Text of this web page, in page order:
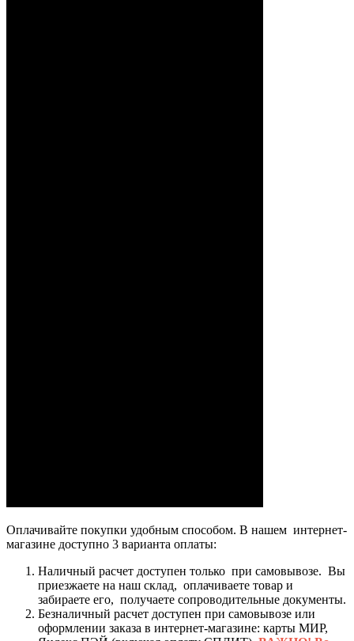
Оплачивайте покупки удобным способом. В нашем интернет-
магазине доступно 3 варианта оплаты:
Наличный расчет доступен только при самовывозе. Вы
приезжаете на наш склад, оплачиваете товар и
забираете его, получаете сопроводительные документы.
Безналичный расчет доступен при самовывозе или
оформлении заказа в интернет-магазине: карты МИР,